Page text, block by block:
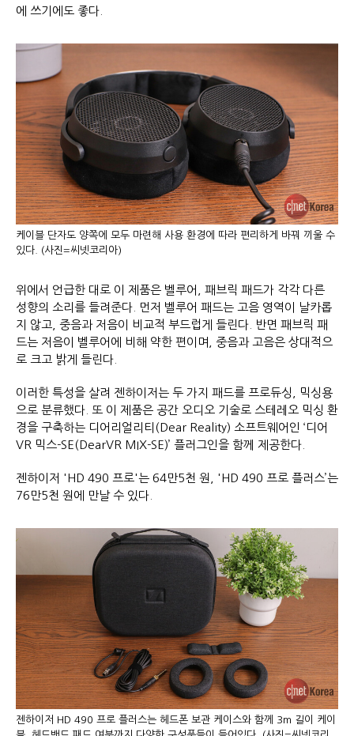
에 쓰기에도 좋다.
케이블 단자도 양쪽에 모두 마련해 사용 환경에 따라 편리하게 바꿔 끼울 수
있다. (사진=씨넷코리아)
위에서 언급한 대로 이 제품은 벨루어, 패브릭 패드가 각각 다른
성향의 소리를 들려준다. 먼저 벨루어 패드는 고음 영역이 날카롭
지 않고, 중음과 저음이 비교적 부드럽게 들린다. 반면 패브릭 패
드는 저음이 벨루어에 비해 약한 편이며, 중음과 고음은 상대적으
로 크고 밝게 들린다.
이러한 특성을 살려 젠하이저는 두 가지 패드를 프로듀싱, 믹싱용
으로 분류했다. 또 이 제품은 공간 오디오 기술로 스테레오 믹싱 환
경을 구축하는 디어리얼리티(Dear Reality) 소프트웨어인 ‘디어
VR 믹스-SE(DearVR MIX-SE)’ 플러그인을 함께 제공한다.
젠하이저 'HD 490 프로'는 64만5천 원, 'HD 490 프로 플러스’는
76만5천 원에 만날 수 있다.
젠하이저 HD 490 프로 플러스는 헤드폰 보관 케이스와 함께 3m 길이 케이